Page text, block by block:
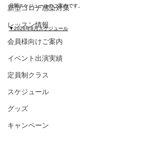
新型コロナ感染対策
レッスン情報
会員様向けご案内
イベント出演実績
定員制クラス
スケジュール
グッズ
キャンペーン
月間スケジュールのご案内です。
▼2026年8月スケジュール